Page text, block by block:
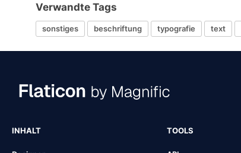
Verwandte Tags
sonstiges beschriftung typografie text
INHALT TOOLS